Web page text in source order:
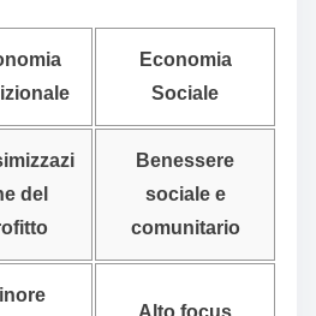
Economia
Sociale
del
Benessere
sociale e
comunitario
Alto focus